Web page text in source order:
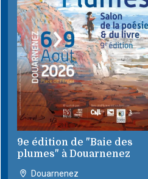
9e édition de "Baie des
plumes" à Douarnenez
Douarnenez